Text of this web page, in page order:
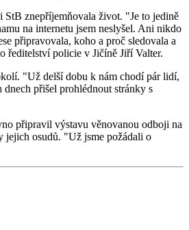
znepříjemňovala život. "Je to jedině
na internetu jsem neslyšel. Ani nikdo
připravovala, koho a proč sledovala a
ředitelství policie v Jičíně Jiří Valter.
"Už delší dobu k nám chodí pár lidí,
přišel prohlédnout stránky s
připravil výstavu věnovanou odboji na
jejich osudů. "Už jsme požádali o